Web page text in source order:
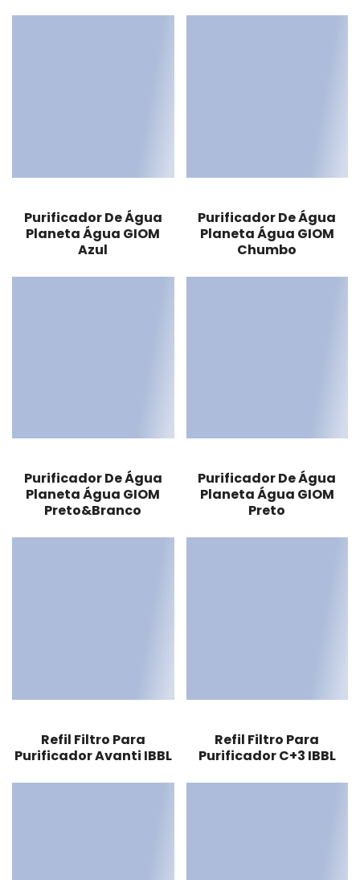
Purificador De Água
Planeta Água GIOM
Azul
Purificador De Água
Planeta Água GIOM
Chumbo
Purificador De Água
Planeta Água GIOM
Preto&Branco
Purificador De Água
Planeta Água GIOM
Preto
Refil Filtro Para
Purificador Avanti IBBL
Refil Filtro Para
Purificador C+3 IBBL